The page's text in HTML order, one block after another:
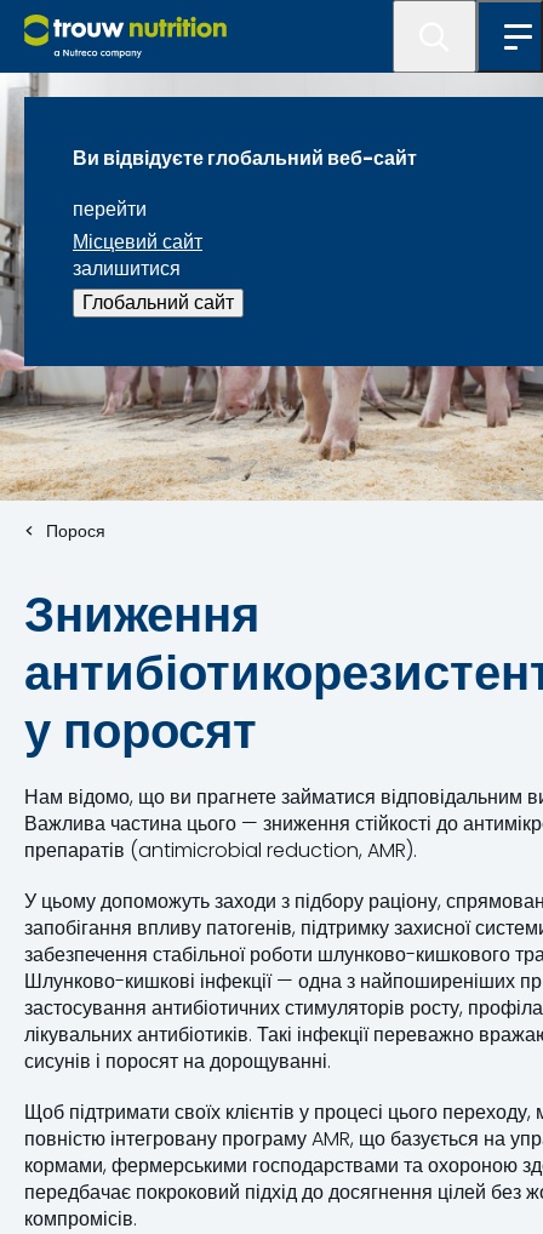
Ви відвідуєте глобальний веб-сайт
перейти
Місцевий сайт
залишитися
Глобальний сайт
Порося
Зниження
у поросят
Нам відомо, що ви прагнете займатися відповідальним
Важлива частина цього — зниження стійкості до
препаратів (antimicrobial reduction, AMR).
У цьому допоможуть заходи з підбору раціону,
запобігання впливу патогенів, підтримку захисної
забезпечення стабільної роботи шлунково-кишкового
Шлунково-кишкові інфекції — одна з найпоширеніших
застосування антибіотичних стимуляторів росту,
лікувальних антибіотиків. Такі інфекції переважно
сисунів і поросят на дорощуванні.
Щоб підтримати своїх клієнтів у процесі цього
повністю інтегровану програму AMR, що базується на
кормами, фермерськими господарствами та охороною
передбачає покроковий підхід до досягнення цілей без
компромісів.